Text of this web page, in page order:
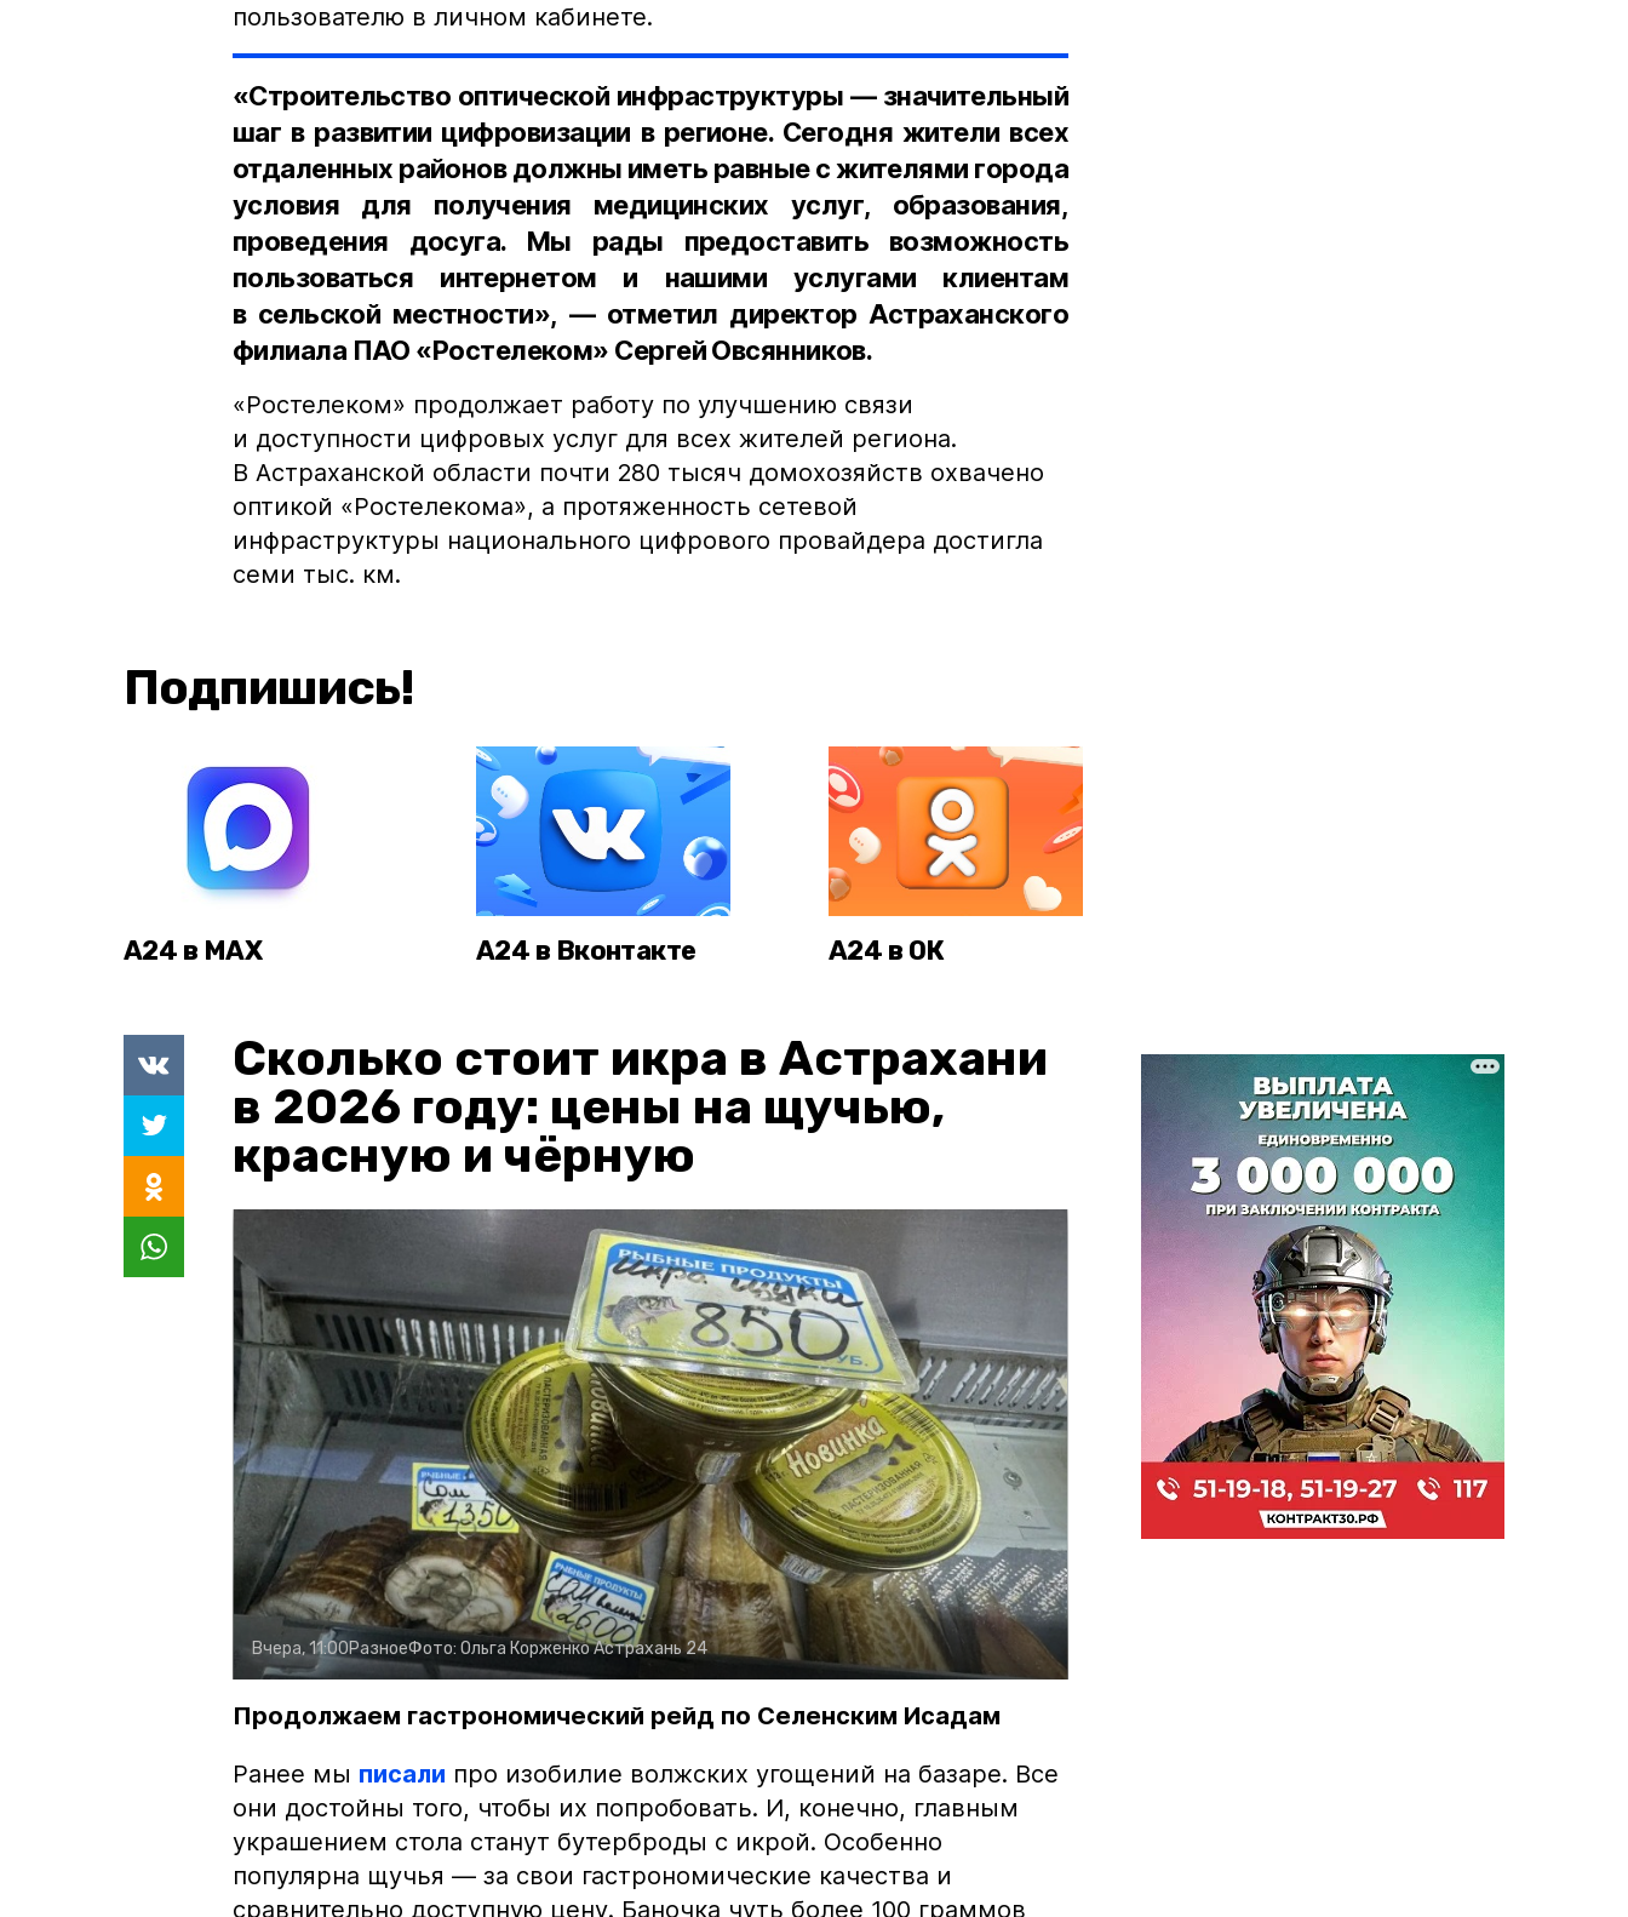
пользователю в личном кабинете.
«Строительство оптической инфраструктуры — значительный
шаг в развитии цифровизации в регионе. Сегодня жители всех
отдаленных районов должны иметь равные с жителями города
условия для получения медицинских услуг, образования,
проведения досуга. Мы рады предоставить возможность
пользоваться интернетом и нашими услугами клиентам
в сельской местности», — отметил директор Астраханского
филиала ПАО «Ростелеком» Сергей Овсянников.
«Ростелеком» продолжает работу по улучшению связи
и доступности цифровых услуг для всех жителей региона.
В Астраханской области почти 280 тысяч домохозяйств охвачено
оптикой «Ростелекома», а протяженность сетевой
инфраструктуры национального цифрового провайдера достигла
семи тыс. км.
Подпишись!
А24 в MAX А24 в Вконтакте А24 в ОК
Сколько стоит икра в Астрахани
в 2026 году: цены на щучью,
красную и чёрную
Вчера, 11:00РазноеФото: Ольга КорженкоАстрахань 24
Продолжаем гастрономический рейд по Селенским Исадам
Ранее мы писали про изобилие волжских угощений на базаре. Все
они достойны того, чтобы их попробовать. И, конечно, главным
украшением стола станут бутерброды с икрой. Особенно
популярна щучья — за свои гастрономические качества и
сравнительно доступную цену. Баночка чуть более 100 граммов